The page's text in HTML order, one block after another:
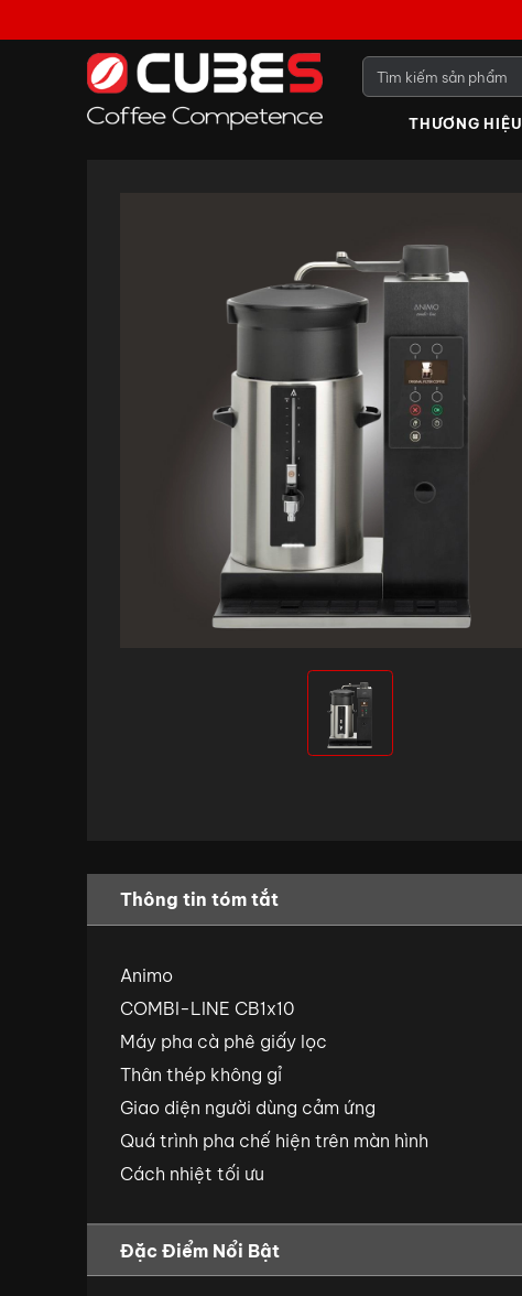
THƯƠNG HIỆU
Thông tin tóm tắt
Animo
COMBI-LINE CB1x10
Máy pha cà phê giấy lọc
Thân thép không gỉ
Giao diện người dùng cảm ứng
Quá trình pha chế hiện trên màn hình
Cách nhiệt tối ưu
Đặc Điểm Nổi Bật